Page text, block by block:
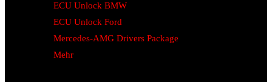
ECU Unlock BMW
ECU Unlock Ford
Mercedes-AMG Drivers Package
Mehr